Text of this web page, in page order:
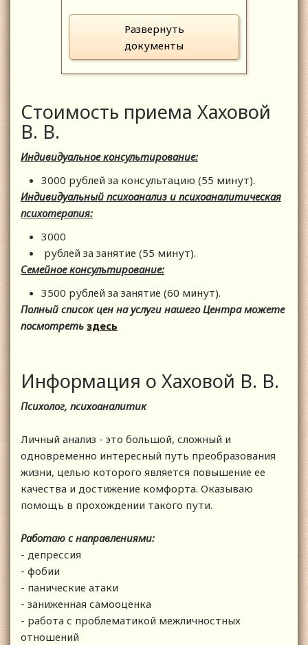
Развернуть
документы
Стоимость приема Хаховой
В. В.
Индивидуальное консультирование:
3000 рублей за консультацию (55 минут).
Индивидуальный психоанализ и психоаналитическая
психотерапия:
3000
рублей за занятие (55 минут).
Семейное консультирование:
3500 рублей за занятие (60 минут).
Полный список цен на услуги нашего Центра можете
посмотреть здесь
Информация о Хаховой В. В.
Психолог, психоаналитик
Личный анализ - это большой, сложный и
одновременно интересный путь преобразования
жизни, целью которого является повышение ее
качества и достижение комфорта. Оказываю
помощь в прохождении такого пути.
Работаю с направлениями:
- депрессия
- фобии
- панические атаки
- заниженная самооценка
- работа с проблематикой межличностных
отношений